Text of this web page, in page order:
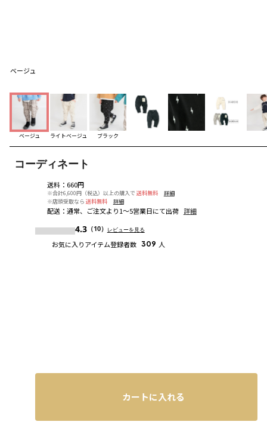
ベージュ
ベージュ ライトベージュ ブラック
コーディネート
送料： 660円
※合計6,600円（税込）以上の購入で 送料無料
詳細
※店頭受取なら 送料無料 詳細
配送： 通常、ご注文より1～5営業日にて出荷 詳細
4.3（10） レビューを見る
お気に入りアイテム登録者数 309 人
カートに入れる